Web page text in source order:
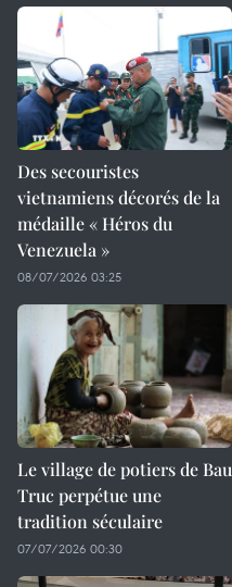
Des secouristes
vietnamiens décorés de la
médaille « Héros du
Venezuela »
08/07/2026 03:25
Le village de potiers de Bau
Truc perpétue une
tradition séculaire
07/07/2026 00:30